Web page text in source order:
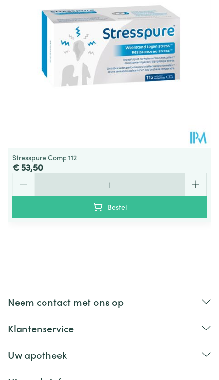
Dieetbeperkingen Bio
Kamertemperatuur (15°C -
25°C)
Stresspure Comp 112
€ 53,50
Bestel
Neem contact met ons op
Klantenservice
Uw apotheek